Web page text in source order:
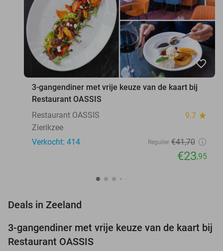
favorite_border
3-gangendiner met vrije keuze van de kaart bij
Restaurant OASSIS
Restaurant OASSIS
9.7 star
Zierikzee
Verkocht: 414
Regulier €41,70
€23,95
Deals in Zeeland
43%
3-gangendiner met vrije keuze van de kaart bij
Restaurant OASSIS